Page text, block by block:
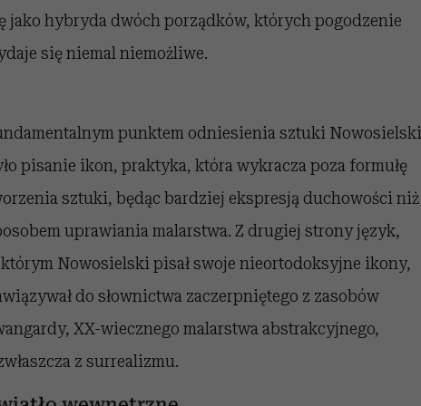
jako hybryda dwóch porządków, których pogodzenie
się niemal niemożliwe.
punktem odniesienia sztuki
pisanie ikon, praktyka, która wykracza poza formułę
sztuki, będąc bardziej ekspresją duchowości niż
uprawiania malarstwa. Z drugiej strony język,
Nowosielski pisał swoje nieortodoksyjne ikony,
do słownictwa zaczerpniętego z zasobów
XX-wiecznego malarstwa abstrakcyjnego,
z surrealizmu.